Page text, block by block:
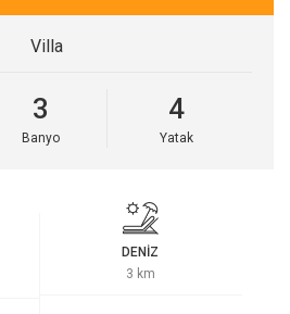
Villa
3
Banyo
4
Yatak
DENİZ
3 km